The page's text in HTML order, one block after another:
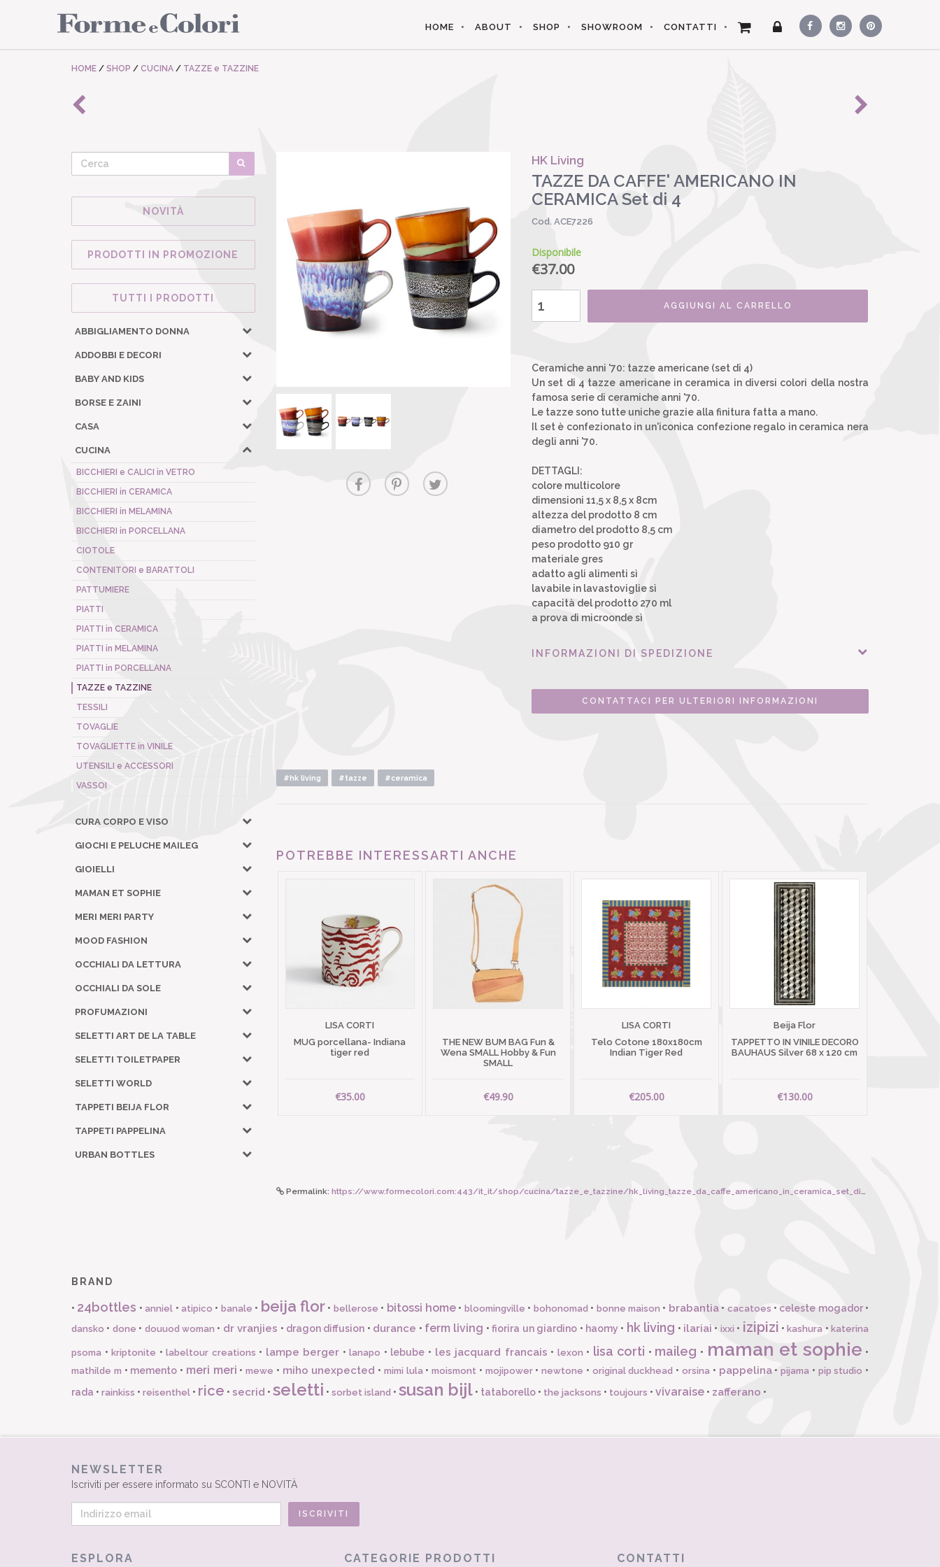
HOME ABOUT SHOP SHOWROOM CONTATTI
HOME / SHOP / CUCINA / TAZZE e TAZZINE
NOVITÀ
PRODOTTI IN PROMOZIONE
TUTTI I PRODOTTI
ABBIGLIAMENTO DONNA
ADDOBBI E DECORI
BABY AND KIDS
BORSE E ZAINI
CASA
CUCINA
BICCHIERI e CALICI in VETRO
BICCHIERI in CERAMICA
BICCHIERI in MELAMINA
BICCHIERI in PORCELLANA
CIOTOLE
CONTENITORI e BARATTOLI
PATTUMIERE
PIATTI
PIATTI in CERAMICA
PIATTI in MELAMINA
PIATTI in PORCELLANA
TAZZE e TAZZINE
TESSILI
TOVAGLIE
TOVAGLIETTE in VINILE
UTENSILI e ACCESSORI
VASSOI
CURA CORPO E VISO
GIOCHI E PELUCHE MAILEG
GIOIELLI
MAMAN ET SOPHIE
MERI MERI PARTY
MOOD FASHION
OCCHIALI DA LETTURA
OCCHIALI DA SOLE
PROFUMAZIONI
SELETTI ART DE LA TABLE
SELETTI TOILETPAPER
SELETTI WORLD
TAPPETI BEIJA FLOR
TAPPETI PAPPELINA
URBAN BOTTLES
HK Living
TAZZE DA CAFFE' AMERICANO IN
CERAMICA Set di 4
Cod. ACE7226
Disponibile
€37.00
AGGIUNGI AL CARRELLO
Ceramiche anni '70: tazze americane (set di 4)
Un set di 4 tazze americane in ceramica in diversi colori della nostra
famosa serie di ceramiche anni '70.
Le tazze sono tutte uniche grazie alla finitura fatta a mano.
Il set è confezionato in un'iconica confezione regalo in ceramica nera
degli anni '70.
DETTAGLI:
colore multicolore
dimensioni 11,5 x 8,5 x 8cm
altezza del prodotto 8 cm
diametro del prodotto 8,5 cm
peso prodotto 910 gr
materiale gres
adatto agli alimenti sì
lavabile in lavastoviglie sì
capacità del prodotto 270 ml
a prova di microonde sì
INFORMAZIONI DI SPEDIZIONE
CONTATTACI PER ULTERIORI INFORMAZIONI
#hk living #tazze #ceramica
POTREBBE INTERESSARTI ANCHE
LISA CORTI
MUG porcellana- Indiana
tiger red
€35.00
THE NEW BUM BAG Fun &
Wena SMALL Hobby & Fun
SMALL
€49.90
LISA CORTI
Telo Cotone 180x180cm
Indian Tiger Red
€205.00
Beija Flor
TAPPETTO IN VINILE DECORO
BAUHAUS Silver 68 x 120 cm
€130.00
Permalink: https://www.formecolori.com:443/it_it/shop/cucina/tazze_e_tazzine/hk_living_tazze_da_caffe_americano_in_ceramica_set_di_4/5004
BRAND
• 24bottles •anniel •atipico • banale • beija flor • bellerose • bitossi home • bloomingville • bohonomad • bonne maison • brabantia• cacatoes • celeste mogador•
dansko • done • douuod woman • dr vranjies • dragon diffusion • durance • ferm living •fiorira un giardino • haomy • hk living • ilariai • ixxi • izipizi •kashura •katerina
psoma •kriptonite •labeltour creations • lampe berger •lanapo • lebube • les jacquard francais • lexon • lisa corti • maileg • maman et sophie •
mathilde m • memento • meri meri •mewe • miho unexpected • mimi lula •moismont • mojipower•newtone • original duckhead • orsina • pappelina•pijama • pip studio •
rada • rainkiss • reisenthel • rice • secrid • seletti • sorbet island • susan bijl • tataborello • the jacksons • toujours • vivaraise • zafferano •
NEWSLETTER
Iscriviti per essere informato su SCONTI e NOVITÀ
ESPLORA CATEGORIE PRODOTTI CONTATTI